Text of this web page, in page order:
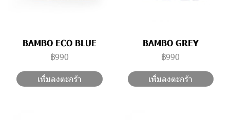
BAMBO ECO BLUE
฿990
เพิ่มลงตะกร้า
BAMBO GREY
฿990
เพิ่มลงตะกร้า